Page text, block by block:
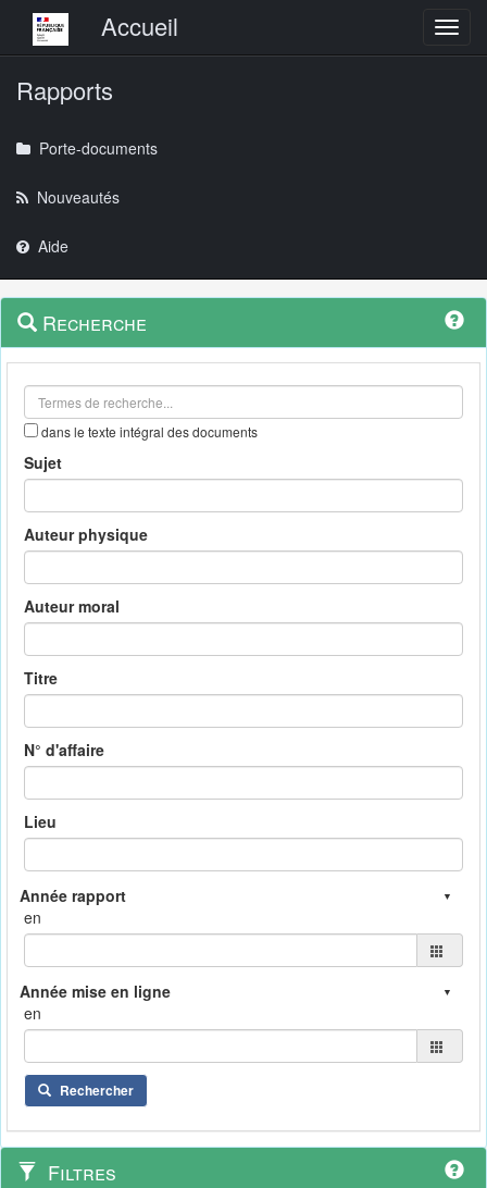
Menu principalAccueil
Rapports
Porte-documents
Nouveautés
Aide
Navigation
outils
Menu
contextuel
Recherche
dans le texte intégral des documents
Sujet
Auteur physique
Auteur moral
Titre
N° d'affaire
Lieu
en
en
Rechercher
Filtres